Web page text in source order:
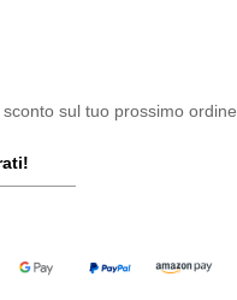
sul tuo prossimo ordine